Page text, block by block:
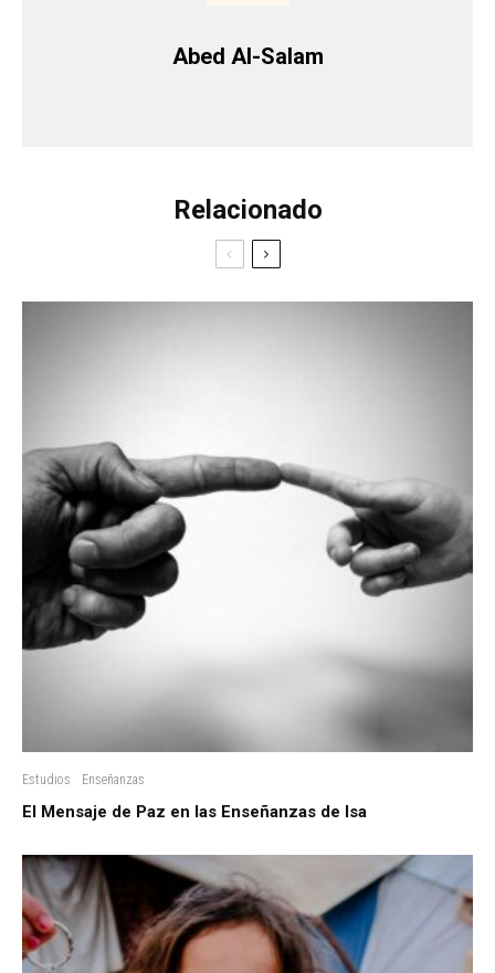
Abed Al-Salam
Relacionado
Estudios Enseñanzas
El Mensaje de Paz en las Enseñanzas de Isa